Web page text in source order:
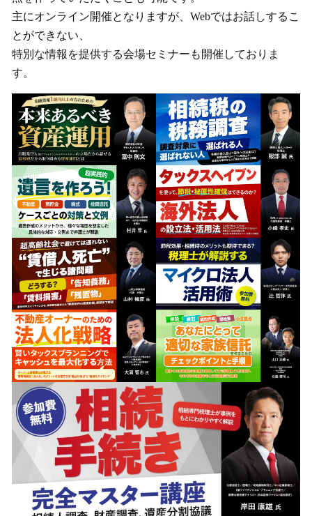
主にオンライン開催となりますが、Webではお話しするこ
とができない、
特別な情報を提供する会場セミナーも開催しておりま
す。